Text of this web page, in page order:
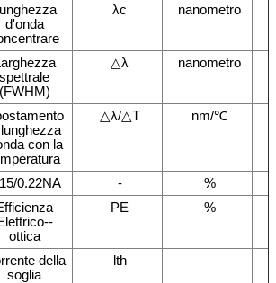
d'onda
λc nanometro
spettrale
(FWHM)
△λ nanometro
con la
△λ/△T nm/℃
0.22NA -
%
ottica
PE %
della
soglia
lth